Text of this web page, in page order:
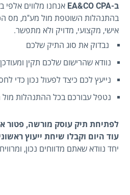
ב-EA&CO CPA
אנחנו מלווים אלפי
בהתנהלות השוטפת מול מע"מ, מס
אישי, מקצועי, מדויק ולא מתפשר.
נבדוק את סוג התיק שלכם
נוודא שהרישום שלכם תקין ומעודכן
נייעץ לכם כיצד לפעול נכון כדי
נטפל עבורכם בכל ההתנהלות מול
לפתיחת תיק עוסק מורשה, פטור
עוד היום וקבלו שיחת ייעוץ
יחד נוודא שאתם מדווחים נכון,